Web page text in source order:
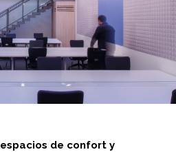
espacios de confort y